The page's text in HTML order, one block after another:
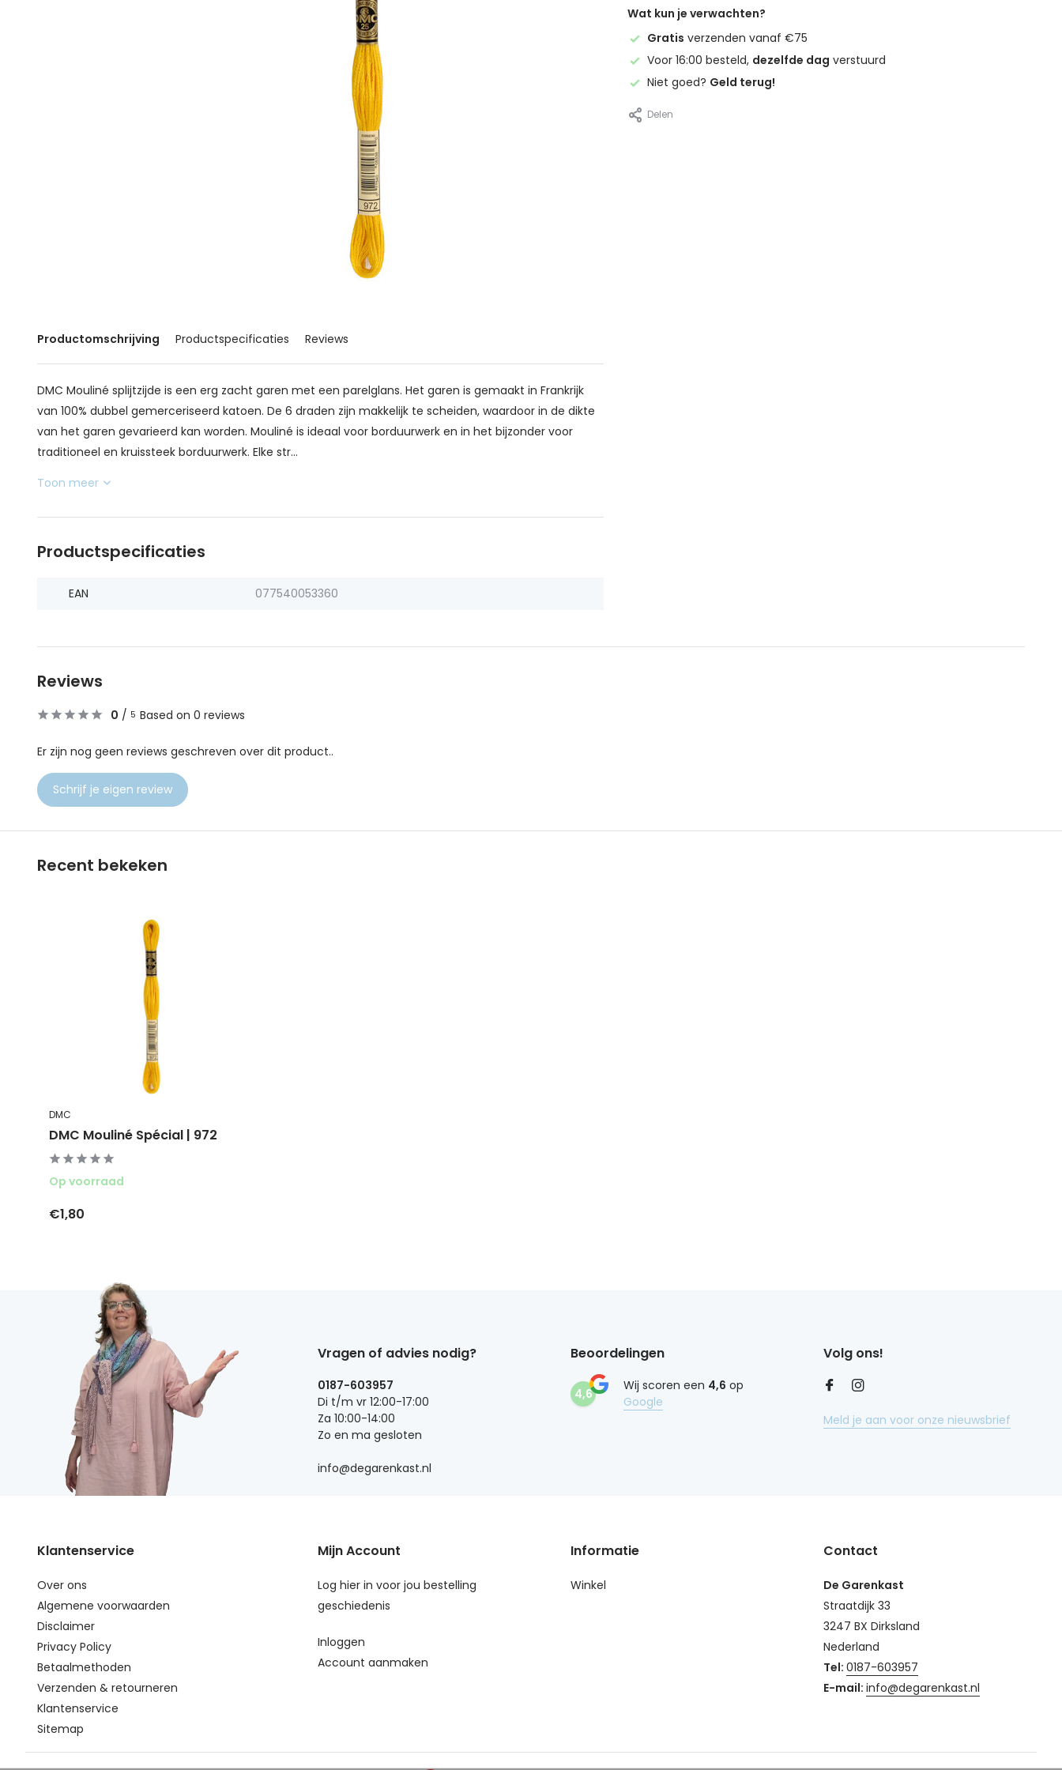
Productomschrijving Productspecificaties Reviews
DMC Mouliné splijtzijde is een erg zacht garen met een parelglans. Het garen is gemaakt in Frankrijk
van 100% dubbel gemerceriseerd katoen. De 6 draden zijn makkelijk te scheiden, waardoor in de dikte
van het garen gevarieerd kan worden. Mouliné is ideaal voor borduurwerk en in het bijzonder voor
traditioneel en kruissteek borduurwerk. Elke str...
Toon meer
Productspecificaties
EAN 077540053360
Wat kun je verwachten?
Gratis verzenden vanaf €75
Voor 16:00 besteld, dezelfde dag verstuurd
Niet goed? Geld terug!
Delen
Reviews
0 / 5 Based on 0 reviews
Er zijn nog geen reviews geschreven over dit product..
Schrijf je eigen review
Recent bekeken
DMC
DMC Mouliné Spécial | 972
Op voorraad
€1,80
Vragen of advies nodig?
0187-603957
Di t/m vr 12:00-17:00
Za 10:00-14:00
Zo en ma gesloten
info@degarenkast.nl
Beoordelingen
4,6
Wij scoren een 4,6 op
Google
Volg ons!
Meld je aan voor onze nieuwsbrief
Klantenservice
Over ons
Algemene voorwaarden
Disclaimer
Privacy Policy
Betaalmethoden
Verzenden & retourneren
Klantenservice
Sitemap
Mijn Account
Log hier in voor jou bestelling
geschiedenis
Inloggen
Account aanmaken
Informatie
Winkel
Contact
De Garenkast
Straatdijk 33
3247 BX Dirksland
Nederland
Tel: 0187-603957
E-mail: info@degarenkast.nl